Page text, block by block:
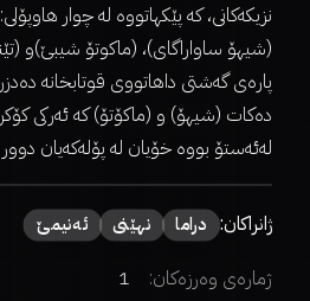
نزیکەکانی، کە پێکهاتووە لە چوار
(شیهۆ ساواراگای)، (ماکوتۆ شیبێ)و
پارەی گەشتی داهاتووی قوتابخانە
دەکات (شیهۆ) و (ماکۆتۆ) کە ئەرکی
لەئەستۆ بووە خۆیان لە پۆلەکەیان
ژانراکان: دراما نهێنی ئەنیمێ
ژمارەی وەرزەکان:
1